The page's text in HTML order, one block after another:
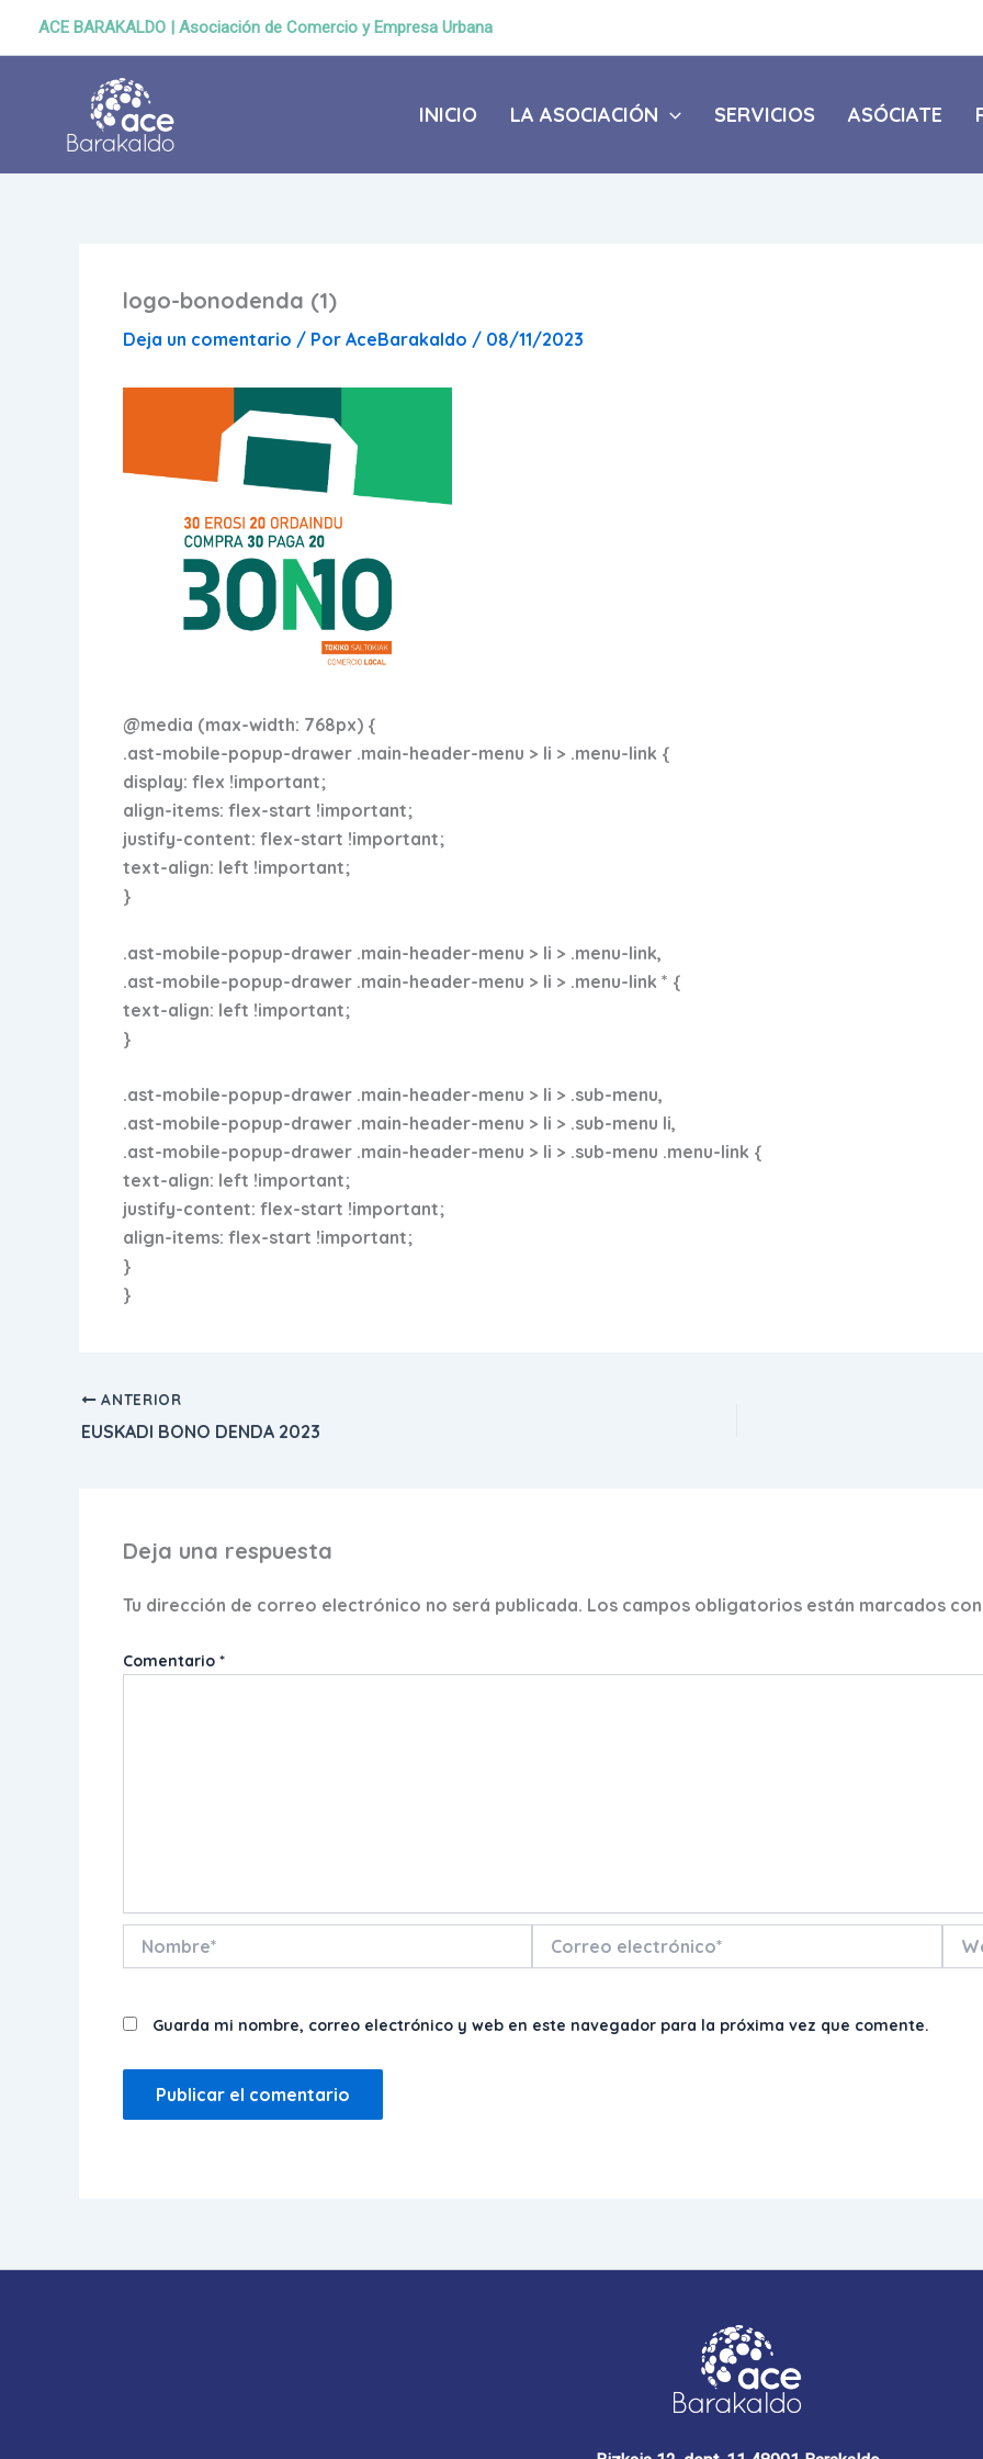
ACE BARAKALDO | Asociación de Comercio y Empresa Urbana
INICIO LA ASOCIACIÓN SERVICIOS ASÓCIATE
logo-bonodenda (1)
Deja un comentario / Por AceBarakaldo / 08/11/2023
@media (max-width: 768px) {
.ast-mobile-popup-drawer .main-header-menu > li > .menu-link {
display: flex !important;
align-items: flex-start !important;
justify-content: flex-start !important;
text-align: left !important;
}
.ast-mobile-popup-drawer .main-header-menu > li > .menu-link,
.ast-mobile-popup-drawer .main-header-menu > li > .menu-link * {
text-align: left !important;
}
.ast-mobile-popup-drawer .main-header-menu > li > .sub-menu,
.ast-mobile-popup-drawer .main-header-menu > li > .sub-menu li,
.ast-mobile-popup-drawer .main-header-menu > li > .sub-menu .menu-link {
text-align: left !important;
justify-content: flex-start !important;
align-items: flex-start !important;
}
}
ANTERIOR
EUSKADI BONO DENDA 2023
Deja una respuesta
Tu dirección de correo electrónico no será publicada. Los campos obligatorios están marcados
Comentario *
electrónico*
Guarda mi nombre, correo electrónico y web en este navegador para la próxima vez que comente.